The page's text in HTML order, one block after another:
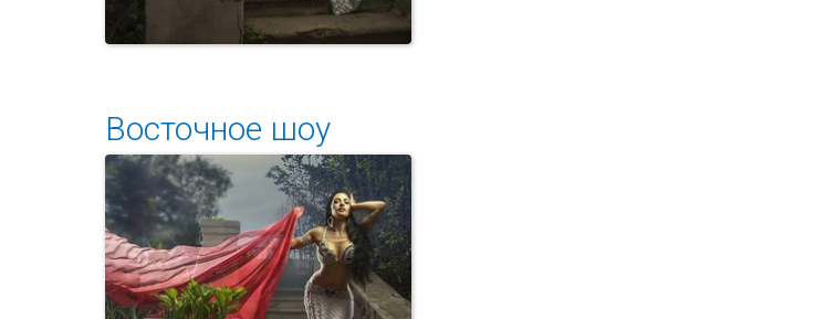
Неповторимая красота
классического ар...
Восточное шоу